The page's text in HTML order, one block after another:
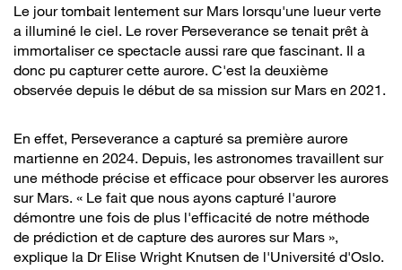
Le jour tombait lentement sur Mars lorsqu'une lueur verte
a illuminé le ciel. Le rover Perseverance se tenait prêt à
immortaliser ce spectacle aussi rare que fascinant. Il a
donc pu capturer cette aurore. C'est la deuxième
observée depuis le début de sa mission sur Mars en 2021.
En effet, Perseverance a capturé sa première aurore
martienne en 2024. Depuis, les astronomes travaillent sur
une méthode précise et efficace pour observer les aurores
sur Mars. « Le fait que nous ayons capturé l'aurore
démontre une fois de plus l'efficacité de notre méthode
de prédiction et de capture des aurores sur Mars »,
explique la Dr Elise Wright Knutsen de l'Université d'Oslo.